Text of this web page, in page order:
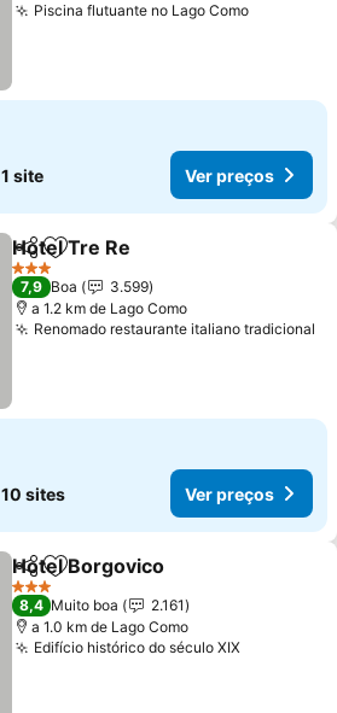
Piscina flutuante no Lago Como
1 site Ver preços
PartilharAdicionar aos favoritos
Hotel Tre Re
3 Estrelas
7,9 Boa
3.599
a 1.2 km de Lago Como
Renomado restaurante italiano tradicional
10 sites Ver preços
PartilharAdicionar aos favoritos
Hotel Borgovico
3 Estrelas
8,4 Muito boa
2.161
a 1.0 km de Lago Como
Edifício histórico do século XIX